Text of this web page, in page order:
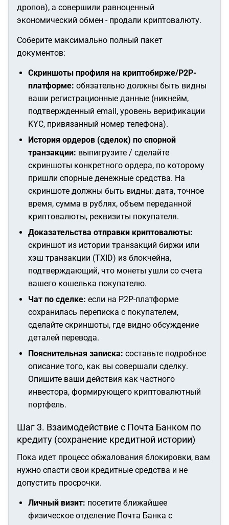
дропов), а совершили равноценный
экономический обмен - продали криптовалюту.
Соберите максимально полный пакет
документов:
Скриншоты профиля на криптобирже/P2P-
платформе: обязательно должны быть видны
ваши регистрационные данные (никнейм,
подтвержденный email, уровень верификации
KYC, привязанный номер телефона).
История ордеров (сделок) по спорной
транзакции: выпигрузите / сделайте
скриншоты конкретного ордера, по которому
пришли спорные денежные средства. На
скриншоте должны быть видны: дата, точное
время, сумма в рублях, объем переданной
криптовалюты, реквизиты покупателя.
Доказательства отправки криптовалюты:
скриншот из истории транзакций биржи или
хэш транзакции (TXID) из блокчейна,
подтверждающий, что монеты ушли со счета
вашего кошелька покупателю.
Чат по сделке: если на P2P-платформе
сохранилась переписка с покупателем,
сделайте скриншоты, где видно обсуждение
деталей перевода.
Пояснительная записка: составьте подробное
описание того, как вы совершали сделку.
Опишите ваши действия как частного
инвестора, формирующего криптовалютный
портфель.
Шаг 3. Взаимодействие с Почта Банком по
кредиту (сохранение кредитной истории)
Пока идет процесс обжалования блокировки, вам
нужно спасти свои кредитные средства и не
допустить просрочки.
Личный визит: посетите ближайшее
физическое отделение Почта Банка с